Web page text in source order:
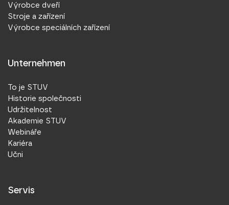
Výrobce dveří
Stroje a zařízení
Výrobce speciálních zařízení
Unternehmen
To je STUV
Historie společnosti
Udržitelnost
Akademie STUV
Webináře
Kariéra
Učni
Servis